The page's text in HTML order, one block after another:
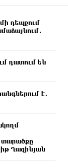
մի դեպքում
դատում են
է․
տարածքը
Ղազինյան